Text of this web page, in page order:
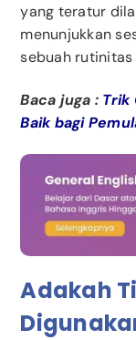
yang teratur
menunjukkan
sebuah
Baca juga : Trik
Baik bagi
Adakah